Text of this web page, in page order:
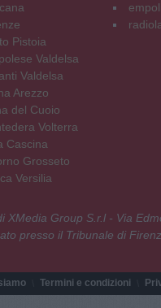
Pistoia
Valdelsa
Valdelsa
Arezzo
del Cuoio
Volterra
Cascina
Grosseto
Versilia
Group S.r.l - Via
presso il Tribunale di
Termini e condizioni